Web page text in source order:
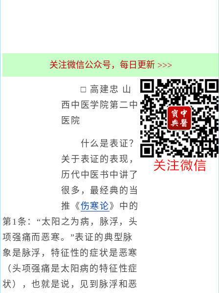
关注微信公众号，每日更新 >>>
□ 高建忠 山
西中医学院第二中
医院
什么是表证？
关于表证的表现，
历代中医书中讲了
很多，最经典的当
推《伤寒论》中的
第1条：“太阳之为病，脉浮，头
项强痛而恶寒。”表证的典型脉
象是脉浮，特征性的症状是恶寒
（头项强痛是太阳病的特征性症
状），也就是说，见到脉浮和恶